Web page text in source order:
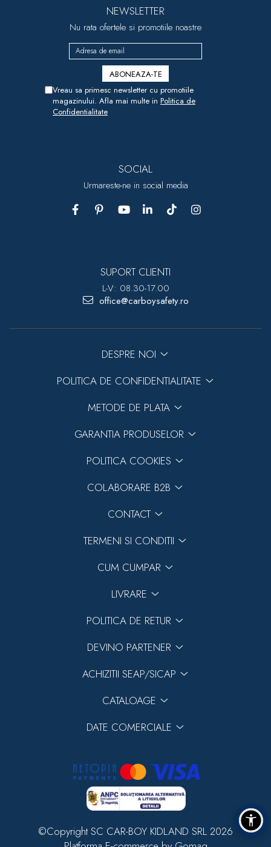
NEWSLETTER
Nu rata ofertele si promotiile noastre
Vreau sa primesc newsletter cu promotiile
magazinului. Afla mai multe in Politica de
Confidentialitate
SOCIAL
Urmareste-ne in social media
SUPORT CLIENTI
L-V: 08.30-17.00
office@carboysafety.ro
DESPRE NOI
POLITICA DE CONFIDENTIALITATE
METODE DE PLATA
GARANTIA PRODUSELOR
POLITICA COOKIES
COLABORARE B2B
CONTACT
TERMENI SI CONDITII
CUM CUMPAR
LIVRARE
POLITICA DE RETUR
DEVINO PARTENER
ACHIZITII SEAP/SICAP
CATALOAGE
DATE COMERCIALE
©Copyright SC CAR-BOY KIDLAND SRL 2026